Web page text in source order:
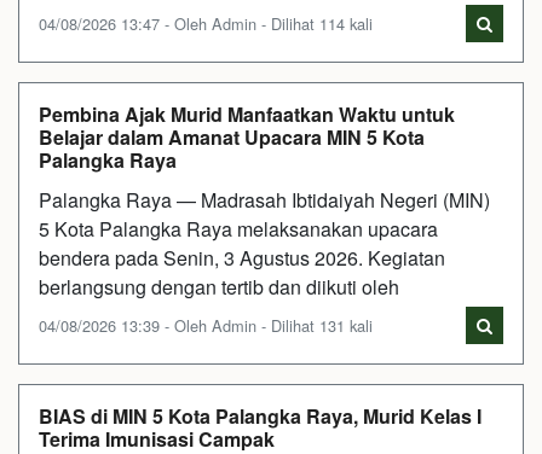
04/08/2026 13:47 - Oleh Admin - Dilihat 114 kali
Pembina Ajak Murid Manfaatkan Waktu untuk
Belajar dalam Amanat Upacara MIN 5 Kota
Palangka Raya
Palangka Raya — Madrasah Ibtidaiyah Negeri (MIN)
5 Kota Palangka Raya melaksanakan upacara
bendera pada Senin, 3 Agustus 2026. Kegiatan
berlangsung dengan tertib dan diikuti oleh
04/08/2026 13:39 - Oleh Admin - Dilihat 131 kali
BIAS di MIN 5 Kota Palangka Raya, Murid Kelas I
Terima Imunisasi Campak